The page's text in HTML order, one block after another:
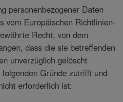
personenbezogener Daten
vom Europäischen Richtlinien-
Recht, von dem
dass die sie betreffenden
unverzüglich gelöscht
Gründe zutrifft und
erforderlich ist: